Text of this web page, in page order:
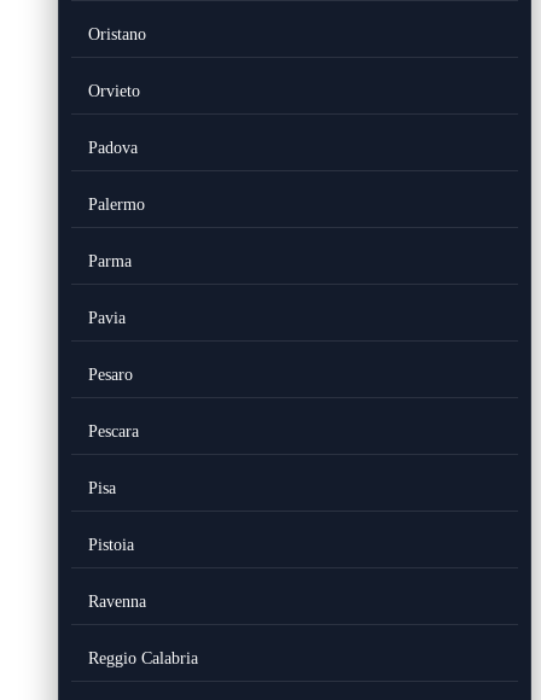
Oristano
Orvieto
Padova
Palermo
Parma
Pavia
Pesaro
Pescara
Pisa
Pistoia
Ravenna
Reggio Calabria